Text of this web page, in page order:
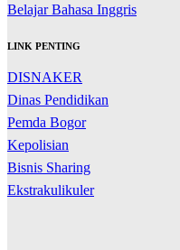
Belajar Bahasa Inggris
LINK PENTING
DISNAKER
Dinas Pendidikan
Pemda Bogor
Kepolisian
Bisnis Sharing
Ekstrakulikuler